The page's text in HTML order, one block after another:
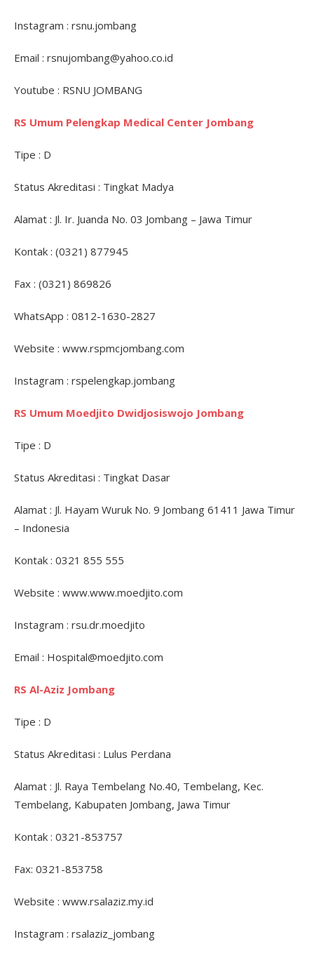
Instagram : rsnu.jombang
Email : rsnujombang@yahoo.co.id
Youtube : RSNU JOMBANG
RS Umum Pelengkap Medical Center Jombang
Tipe : D
Status Akreditasi : Tingkat Madya
Alamat : Jl. Ir. Juanda No. 03 Jombang – Jawa Timur
Kontak : (0321) 877945
Fax : (0321) 869826
WhatsApp : 0812-1630-2827
Website : www.rspmcjombang.com
Instagram : rspelengkap.jombang
RS Umum Moedjito Dwidjosiswojo Jombang
Tipe : D
Status Akreditasi : Tingkat Dasar
Alamat : Jl. Hayam Wuruk No. 9 Jombang 61411 Jawa Timur
– Indonesia
Kontak : 0321 855 555
Website : www.www.moedjito.com
Instagram : rsu.dr.moedjito
Email : Hospital@moedjito.com
RS Al-Aziz Jombang
Tipe : D
Status Akreditasi : Lulus Perdana
Alamat : Jl. Raya Tembelang No.40, Tembelang, Kec.
Tembelang, Kabupaten Jombang, Jawa Timur
Kontak : 0321-853757
Fax: 0321-853758
Website : www.rsalaziz.my.id
Instagram : rsalaziz_jombang